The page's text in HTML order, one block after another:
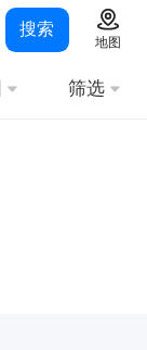
搜索
地图
筛选